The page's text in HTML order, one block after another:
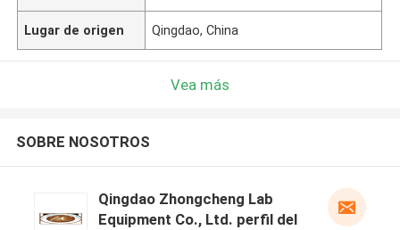
Lugar de origen Qingdao, China
Vea más
SOBRE NOSOTROS
Qingdao Zhongcheng Lab
Equipment Co., Ltd. perfil del